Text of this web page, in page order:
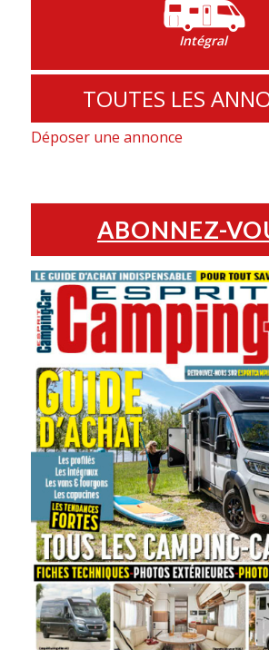
Intégral
TOUTES LES
Déposer une annonce
ABONNEZ-